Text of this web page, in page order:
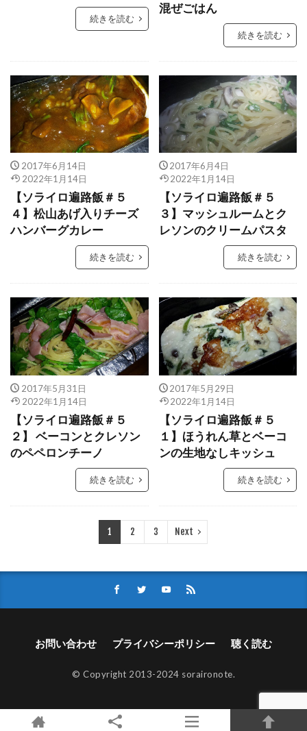
続きを読む
混ぜごはん
続きを読む
2017年6月14日
2022年1月14日
【ソライロ遍路飯＃５
４】松山あげ入りチーズ
ハンバーグカレー
続きを読む
2017年6月4日
2022年1月14日
【ソライロ遍路飯＃５
３】マッシュルームとク
レソンのクリームパスタ
続きを読む
2017年5月31日
2022年1月14日
【ソライロ遍路飯＃５
２】 ベーコンとクレソン
のペペロンチーノ
続きを読む
2017年5月29日
2022年1月14日
【ソライロ遍路飯＃５
１】ほうれん草とベーコ
ンの生地なしキッシュ
続きを読む
1 2 3 Next
お問い合わせ プライバシーポリシー 聴く読む
© Copyright 2013-2024 soraironote.